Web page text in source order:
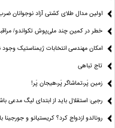
اولین مدال طلای کشتی آزاد نوجوانان
خطر در کمین چند ملی‌پوش تکواندو/
امکان مهندسی انتخابات ژیمناستیک وجود
تاج تباهی
زمین پَر،تماشاگر پَر،هیجان پَر!
رجبی: استقلال باید از ابتدای لیگ مدعی
رونالدو ازدواج کرد؟ کریستیانو و